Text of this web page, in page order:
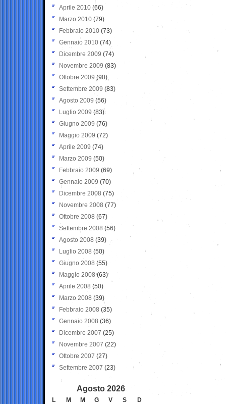
Aprile 2010 (66)
Marzo 2010 (79)
Febbraio 2010 (73)
Gennaio 2010 (74)
Dicembre 2009 (74)
Novembre 2009 (83)
Ottobre 2009 (90)
Settembre 2009 (83)
Agosto 2009 (56)
Luglio 2009 (83)
Giugno 2009 (76)
Maggio 2009 (72)
Aprile 2009 (74)
Marzo 2009 (50)
Febbraio 2009 (69)
Gennaio 2009 (70)
Dicembre 2008 (75)
Novembre 2008 (77)
Ottobre 2008 (67)
Settembre 2008 (56)
Agosto 2008 (39)
Luglio 2008 (50)
Giugno 2008 (55)
Maggio 2008(63)
Aprile 2008 (50)
Marzo 2008 (39)
Febbraio 2008 (35)
Gennaio 2008 (36)
Dicembre 2007 (25)
Novembre 2007 (22)
Ottobre 2007 (27)
Settembre 2007 (23)
Agosto 2026
L M M G V S
D